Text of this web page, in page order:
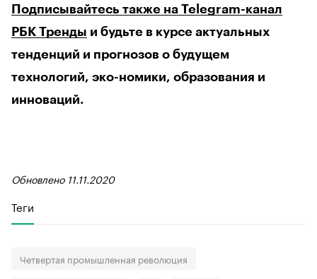
Подписывайтесь также на Telegram-канал
РБК Тренды и будьте в курсе актуальных
тенденций и прогнозов о будущем
технологий, эко-номики, образования и
инноваций.
Обновлено 11.11.2020
Теги
Четвертая промышленная революция